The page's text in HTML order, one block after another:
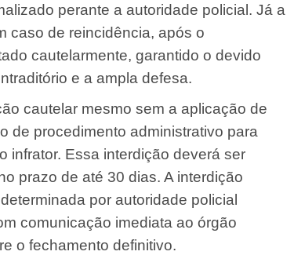
perante a autoridade policial. Já a
caso de reincidência, após o
cautelarmente, garantido o devido
e a ampla defesa.
cautelar mesmo sem a aplicação de
de procedimento administrativo para
infrator. Essa interdição deverá ser
prazo de até 30 dias. A interdição
por autoridade policial
comunicação imediata ao órgão
o fechamento definitivo.